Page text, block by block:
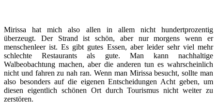
Mirissa hat mich also allen in allem nicht hundertprozentig
überzeugt. Der Strand ist schön, aber nur morgens wenn er
menschenleer ist. Es gibt gutes Essen, aber leider sehr viel mehr
schlechte Restaurants als gute. Man kann nachhaltige
Walbeobachtung machen, aber die anderen tun es wahrscheinlich
nicht und fahren zu nah ran. Wenn man Mirissa besucht, sollte man
also besonders auf die eigenen Entscheidungen Acht geben, um
diesen eigentlich schönen Ort durch Tourismus nicht weiter zu
zerstören.